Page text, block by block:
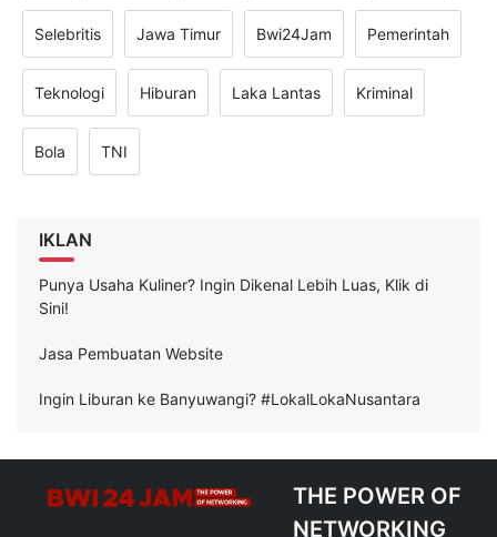
Selebritis Jawa Timur Bwi24Jam Pemerintah
Teknologi Hiburan Laka Lantas Kriminal
Bola TNI
IKLAN
Punya Usaha Kuliner? Ingin Dikenal Lebih Luas, Klik di
Sini!
Jasa Pembuatan Website
Ingin Liburan ke Banyuwangi? #LokalLokaNusantara
THE POWER OF
NETWORKING